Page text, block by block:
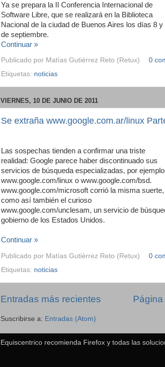
Ya se prepara la II Conferencia Internacional de
Software Libre, que se realizará en la Biblioteca
Nacional de la ciudad de Buenos Aires los días 8 y
de septiembre.
Continuar »
Publicado por Matías Gutiérrez Reto (Retux)
0
Etiquetas: noticias
VIERNES, 10 DE JUNIO DE 2011
Se extraña www.google.com.ar/linux
Las sospechas tienden a confirmar una triste
realidad: Google parece haber discontinuado sus
servicios de búsqueda especializadas, por ejemplo
www.google.com/linux o www.google.com/bsd.
www.google.com/microsoft corrió la misma suerte,
como así también el curioso
www.google.com/unclesam, un servicio de
gobierno de los Estados Unidos.
Continuar »
Publicado por Matías Gutiérrez Reto (Retux)
0
Etiquetas: noticias
Entradas más recientes
Suscribirse a: Entradas (Atom)
Equiscentrico recomienda Firefox y todas las